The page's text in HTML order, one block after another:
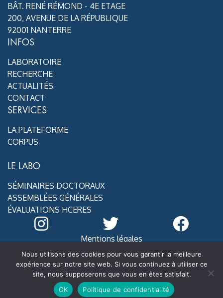
BÂT. RENÉ RÉMOND - 4E ETAGE
200, AVENUE DE LA RÉPUBLIQUE
92001 NANTERRE
INFOS
LABORATOIRE
RECHERCHE
ACTUALITÉS
CONTACT
SERVICES
LA PLATEFORME
CORPUS
LE LABO
SÉMINAIRES DOCTORAUX
ASSEMBLÉES GÉNÉRALES
ÉVALUATIONS HCERES
Mentions légales
@ MoDyCo 2020
Nous utilisons des cookies pour vous garantir la meilleure
expérience sur notre site web. Si vous continuez à utiliser ce
site, nous supposerons que vous en êtes satisfait.
OK
Politique de confidentialité